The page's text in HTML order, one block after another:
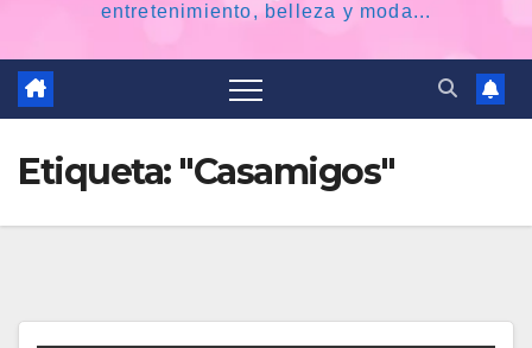
entretenimiento, belleza y moda...
Etiqueta: "Casamigos"